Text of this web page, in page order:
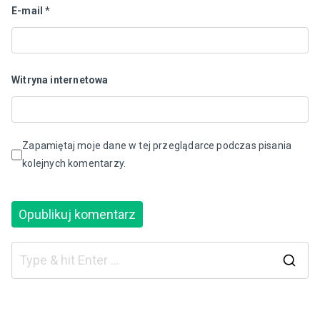
E-mail*
Witryna internetowa
Zapamiętaj moje dane w tej przeglądarce podczas pisania
kolejnych komentarzy.